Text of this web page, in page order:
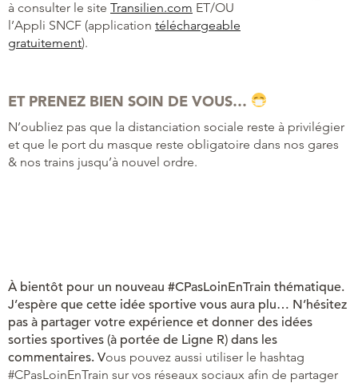
à consulter le site Transilien.com ET/OU
l’Appli SNCF (application téléchargeable
gratuitement).
ET PRENEZ BIEN SOIN DE VOUS…
N’oubliez pas que la distanciation sociale reste à privilégier
et que le port du masque reste obligatoire dans nos gares
& nos trains jusqu’à nouvel ordre.
À bientôt pour un nouveau #CPasLoinEnTrain thématique.
J’espère que cette idée sportive vous aura plu… N’hésitez
pas à partager votre expérience et donner des idées
sorties sportives (à portée de Ligne R) dans les
commentaires. Vous pouvez aussi utiliser le hashtag
#CPasLoinEnTrain sur vos réseaux sociaux afin de partager